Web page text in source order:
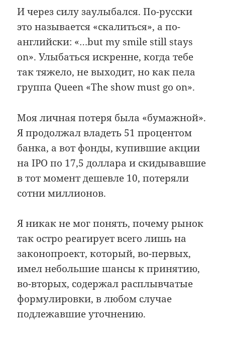
И через силу заулыбался. По-русски
это называется «скалиться», а по-
английски: «…but my smile still stays
on». Улыбаться искренне, когда тебе
так тяжело, не выходит, но как пела
группа Queen «The show must go on».
Моя личная потеря была «бумажной».
Я продолжал владеть 51 процентом
банка, а вот фонды, купившие акции
на IPO по 17,5 доллара и скидывавшие
в тот момент дешевле 10, потеряли
сотни миллионов.
Я никак не мог понять, почему рынок
так остро реагирует всего лишь на
законопроект, который, во-первых,
имел небольшие шансы к принятию,
во-вторых, содержал расплывчатые
формулировки, в любом случае
подлежавшие уточнению.